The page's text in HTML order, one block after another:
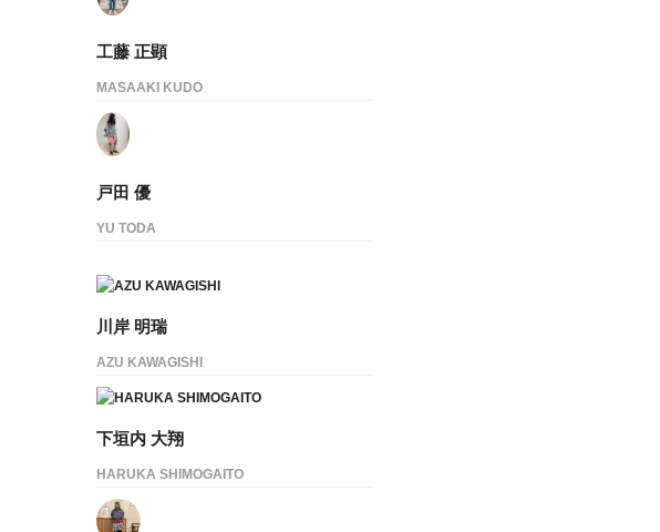
工藤 正顕
MASAAKI KUDO
戸田 優
YU TODA
川岸 明瑞
AZU KAWAGISHI
下垣内 大翔
HARUKA SHIMOGAITO